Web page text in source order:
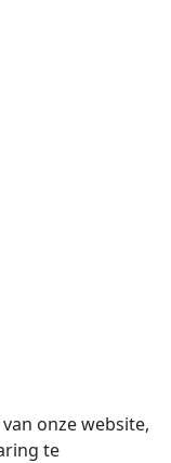
onze website,
te